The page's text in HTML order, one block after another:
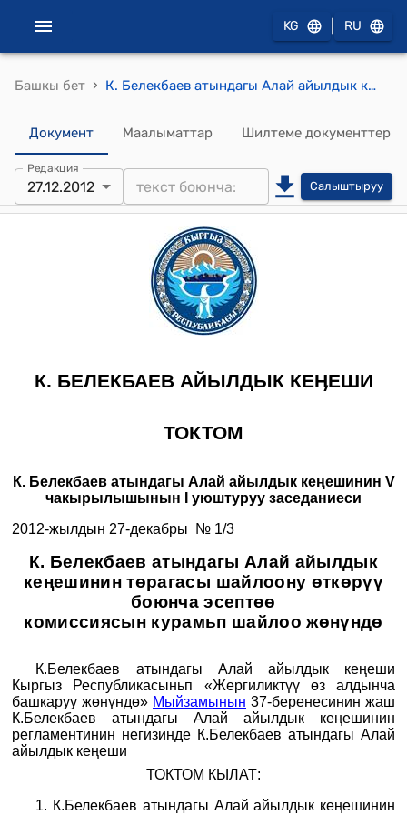
KG RU
Башкы бет › К. Белекбаев атындагы Алай айылдык кеңешинин 2012-жылдын 27-декабрындагы № 1/3 "К. Белекбаев атындагы Алай айылдык кеңешинин төрагасы шайлоону өткөрүү боюнча эсептөө комиссиясын курамьп шайлоо жөнүндө" токтому
Документ Маалыматтар Шилтеме документтер
Редакция
27.12.2012 Салыштыруу